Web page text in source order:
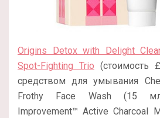
Origins Detox with Delight
Spot-Fighting Trio (стоимость
средством для умывания
Frothy Face Wash (15
Improvement™ Active Charcoal